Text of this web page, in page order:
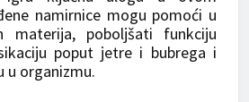
namirnice mogu pomoći u
materija, poboljšati funkciju
poput jetre i bubrega i
u organizmu.